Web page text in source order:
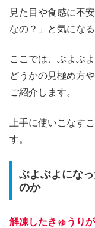
見た目や食感に不
なの？」と気にな
ここでは、ぶよぶ
どうかの見極め方
ご紹介します。
上手に使いこなす
す。
ぶよぶよにな
のか
解凍したきゅうり